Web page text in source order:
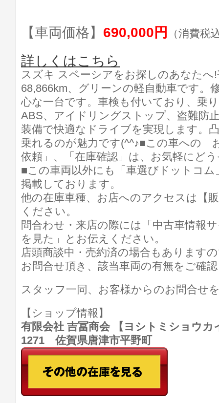
【車両価格】 690,000円 （消費税
詳しくはこちら
スズキ スペーシアをお探しのあなたへ
68,866km、グリーンの軽自動車です。
心な一台です。車検も付いており、乗
ABS、アイドリングストップ、盗難防
装備で快適なドライブを実現します。
乗れるのが魅力です(^^♪■この車への「
依頼」、「在庫確認」は、お気軽にど
■この車両以外にも「車選びドットコ
掲載しております。
他の在庫車種、お店へのアクセスは【
ください。
問合わせ・来店の際には「中古車情報
を見た」とお伝えください。
店頭商談中・売約済の場合もあります
お問合せ頂き、該当車両の有無をご確
スタッフ一同、お客様からのお問合せ
【ショップ情報】
有限会社 吉冨商会 【ヨシトミショウ
1271 佐賀県唐津市平野町